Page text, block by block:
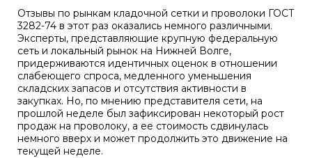
Отзывы по рынкам кладочной сетки и проволоки ГОСТ
3282-74 в этот раз оказались немного различными.
Эксперты, представляющие крупную федеральную
сеть и локальный рынок на Нижней Волге,
придерживаются идентичных оценок в отношении
слабеющего спроса, медленного уменьшения
складских запасов и отсутствия активности в
закупках. Но, по мнению представителя сети, на
прошлой неделе был зафиксирован некоторый рост
продаж на проволоку, а ее стоимость сдвинулась
немного вверх и может продолжить это движение на
текущей неделе.